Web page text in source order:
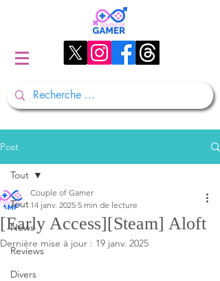
Post
Tout
News
Reviews
Divers
Tout
[Early Access][Steam] Aloft
Couple of Gamer
14 janv. 2025 5 min de lecture
Dernière mise à jour : 19 janv. 2025